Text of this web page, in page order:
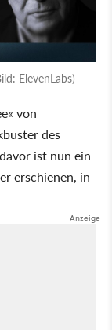
ElevenLabs)
von
des
ist nun ein
erschienen, in